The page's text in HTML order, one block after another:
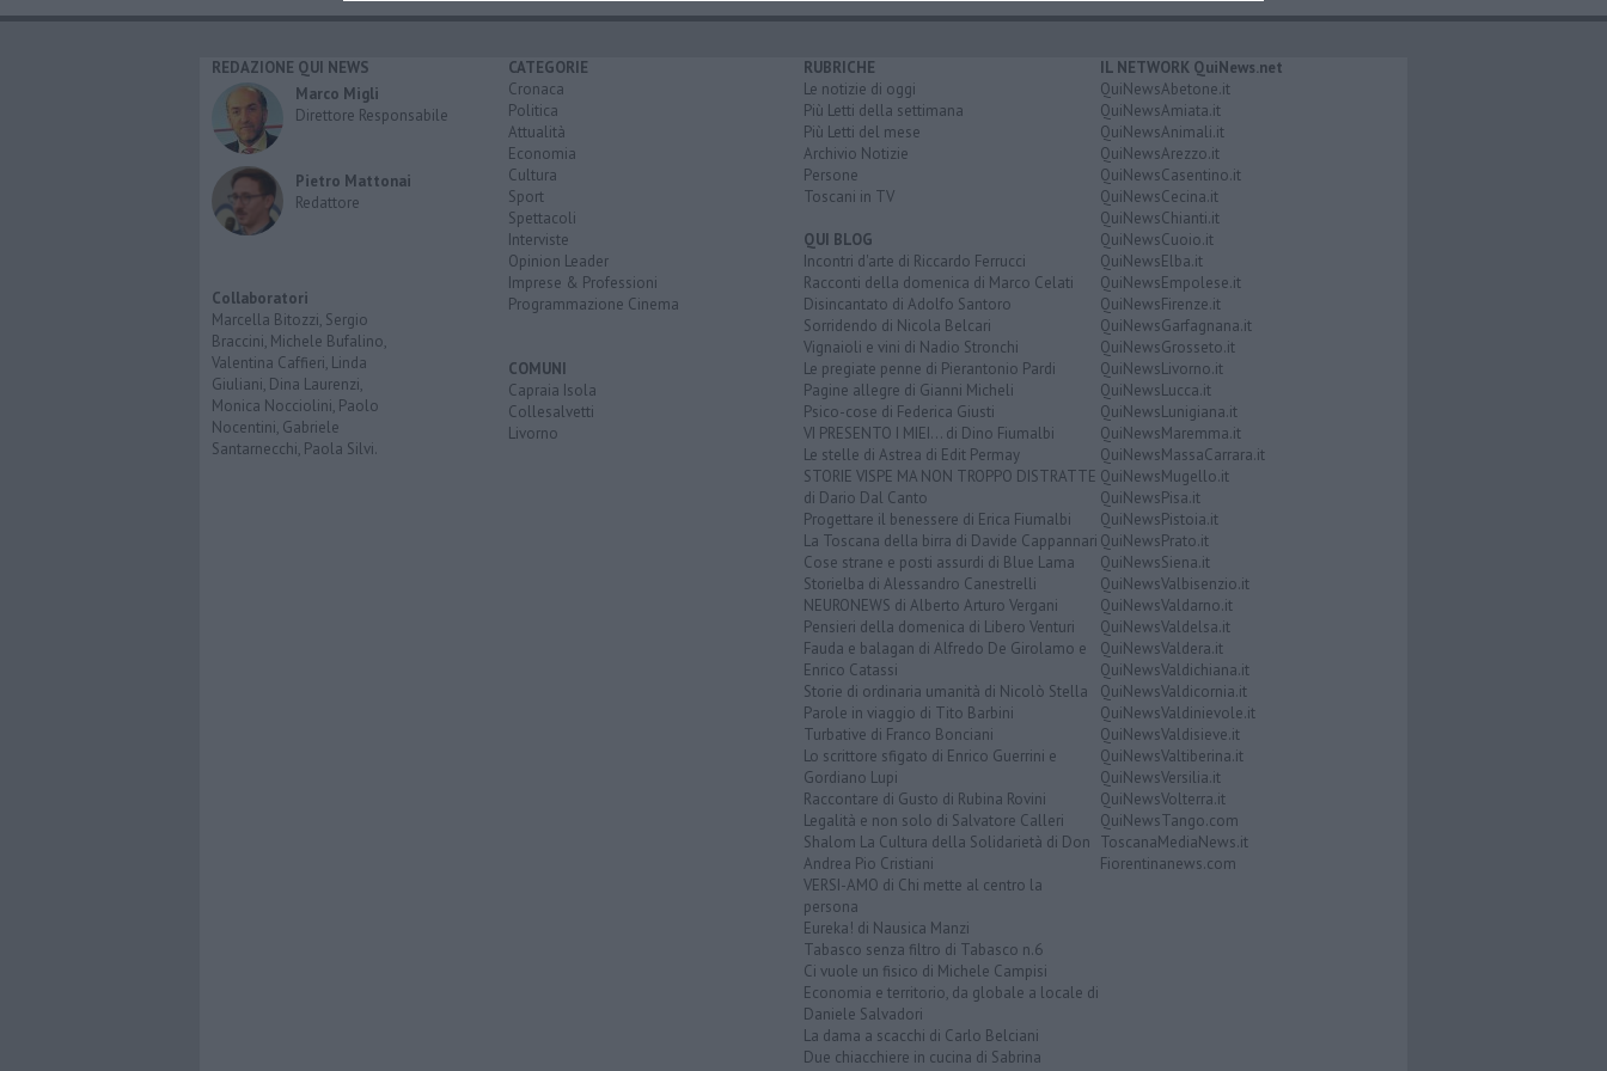
REDAZIONE QUI NEWS
Marco Migli
Direttore Responsabile
Pietro Mattonai
Redattore
Collaboratori
Marcella Bitozzi, Sergio
Braccini, Michele Bufalino,
Valentina Caffieri, Linda
Giuliani, Dina Laurenzi,
Monica Nocciolini, Paolo
Nocentini, Gabriele
Santarnecchi, Paola Silvi.
CATEGORIE
Cronaca
Politica
Attualità
Economia
Cultura
Sport
Spettacoli
Interviste
Opinion Leader
Imprese & Professioni
Programmazione Cinema
COMUNI
Capraia Isola
Collesalvetti
Livorno
RUBRICHE
Le notizie di oggi
Più Letti della settimana
Più Letti del mese
Archivio Notizie
Persone
Toscani in TV
QUI BLOG
Incontri d'arte di Riccardo Ferrucci
Racconti della domenica di Marco Celati
Disincantato di Adolfo Santoro
Sorridendo di Nicola Belcari
Vignaioli e vini di Nadio Stronchi
Le pregiate penne di Pierantonio Pardi
Pagine allegre di Gianni Micheli
Psico-cose di Federica Giusti
VI PRESENTO I MIEI... di Dino Fiumalbi
Le stelle di Astrea di Edit Permay
STORIE VISPE MA NON TROPPO DISTRATTE
di Dario Dal Canto
Progettare il benessere di Erica Fiumalbi
La Toscana della birra di Davide Cappannari
Cose strane e posti assurdi di Blue Lama
Storielba di Alessandro Canestrelli
NEURONEWS di Alberto Arturo Vergani
Pensieri della domenica di Libero Venturi
Fauda e balagan di Alfredo De Girolamo e
Enrico Catassi
Storie di ordinaria umanità di Nicolò Stella
Parole in viaggio di Tito Barbini
Turbative di Franco Bonciani
Lo scrittore sfigato di Enrico Guerrini e
Gordiano Lupi
Raccontare di Gusto di Rubina Rovini
Legalità e non solo di Salvatore Calleri
Shalom La Cultura della Solidarietà di Don
Andrea Pio Cristiani
VERSI-AMO di Chi mette al centro la
persona
Eureka! di Nausica Manzi
Tabasco senza filtro di Tabasco n.6
Ci vuole un fisico di Michele Campisi
Economia e territorio, da globale a locale di
Daniele Salvadori
La dama a scacchi di Carlo Belciani
Due chiacchiere in cucina di Sabrina
IL NETWORK QuiNews.net
QuiNewsAbetone.it
QuiNewsAmiata.it
QuiNewsAnimali.it
QuiNewsArezzo.it
QuiNewsCasentino.it
QuiNewsCecina.it
QuiNewsChianti.it
QuiNewsCuoio.it
QuiNewsElba.it
QuiNewsEmpolese.it
QuiNewsFirenze.it
QuiNewsGarfagnana.it
QuiNewsGrosseto.it
QuiNewsLivorno.it
QuiNewsLucca.it
QuiNewsLunigiana.it
QuiNewsMaremma.it
QuiNewsMassaCarrara.it
QuiNewsMugello.it
QuiNewsPisa.it
QuiNewsPistoia.it
QuiNewsPrato.it
QuiNewsSiena.it
QuiNewsValbisenzio.it
QuiNewsValdarno.it
QuiNewsValdelsa.it
QuiNewsValdera.it
QuiNewsValdichiana.it
QuiNewsValdicornia.it
QuiNewsValdinievole.it
QuiNewsValdisieve.it
QuiNewsValtiberina.it
QuiNewsVersilia.it
QuiNewsVolterra.it
QuiNewsTango.com
ToscanaMediaNews.it
Fiorentinanews.com